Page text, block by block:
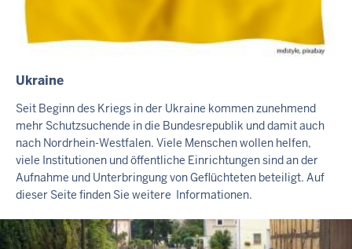
I
N
H
A
L
T
S
S
E
Ukraine
Seit Beginn des Kriegs in der Ukraine kommen zunehmend
mehr Schutzsuchende in die Bundesrepublik und damit auch
nach Nordrhein-Westfalen. Viele Menschen wollen helfen,
viele Institutionen und öffentliche Einrichtungen sind an der
Aufnahme und Unterbringung von Geflüchteten beteiligt. Auf
dieser Seite finden Sie weitere Informationen.